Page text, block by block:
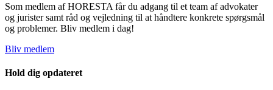
Som medlem af HORESTA får du adgang til et team af advokater
og jurister samt råd og vejledning til at håndtere konkrete spørgsmål
og problemer. Bliv medlem i dag!
Bliv medlem
Hold dig opdateret